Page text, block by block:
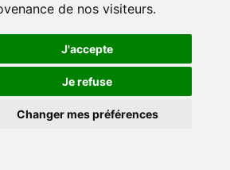
de nos visiteurs.
J'accepte
Je refuse
Changer mes préférences